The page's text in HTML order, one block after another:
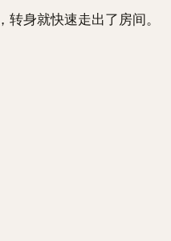
身就快速走出了房间。